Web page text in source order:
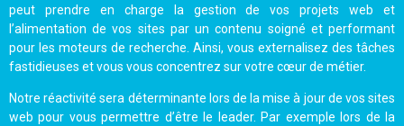
peut prendre en charge la gestion de vos projets web et
l’alimentation de vos sites par un contenu soigné et performant
pour les moteurs de recherche. Ainsi, vous externalisez des tâches
fastidieuses et vous vous concentrez sur votre cœur de métier.
Notre réactivité sera déterminante lors de la mise à jour de vos sites
web pour vous permettre d’être le leader. Par exemple lors de la